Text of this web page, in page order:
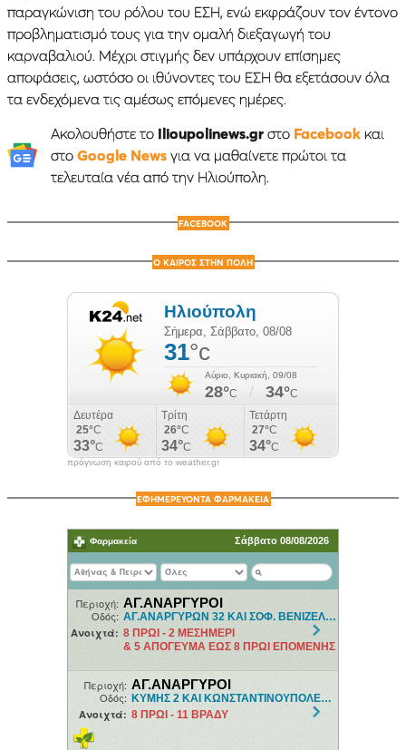
παραγκώνιση του ρόλου του ΕΣΗ, ενώ εκφράζουν τον έντονο
προβληματισμό τους για την ομαλή διεξαγωγή του
καρναβαλιού. Mέχρι στιγμής δεν υπάρχουν επίσημες
αποφάσεις, ωστόσο οι ιθύνοντες του ΕΣΗ θα εξετάσουν όλα
τα ενδεχόμενα τις αμέσως επόμενες ημέρες.
Ακολουθήστε το Ilioupolinews.grστο Facebookκαι
στο Google Newsγια να μαθαίνετε πρώτοι τα
τελευταία νέα από την Ηλιούπολη.
FACEBOOK
Ο ΚΑΙΡΟΣ ΣΤΗΝ ΠΟΛΗ
πρόγνωση καιρού από το weather.gr
ΕΦΗΜΕΡΕΥΟΝΤΑ ΦΑΡΜΑΚΕΙΑ